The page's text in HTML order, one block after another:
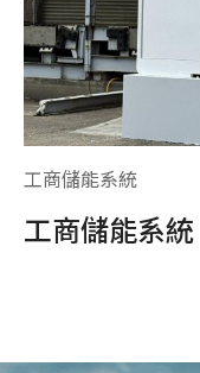
工商儲能系統
工商儲能系統